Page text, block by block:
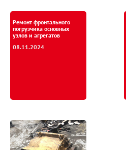
Ремонт фронтального
погрузчика основных
узлов и агрегатов
08.11.2024